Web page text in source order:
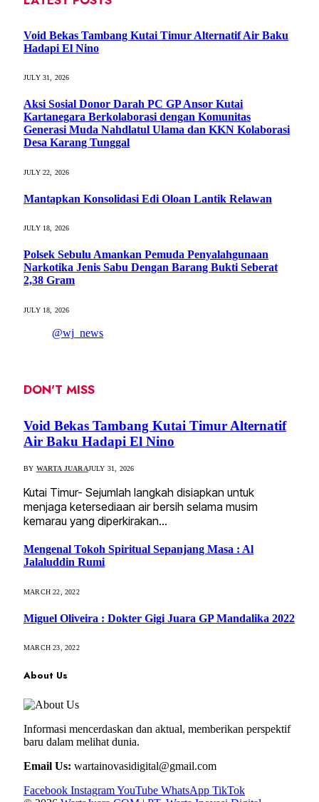
Void Bekas Tambang Kutai Timur Alternatif Air Baku
Hadapi El Nino
JULY 31, 2026
Aksi Sosial Donor Darah PC GP Ansor Kutai
Kartanegara Berkolaborasi dengan Komunitas
Generasi Muda Nahdlatul Ulama dan KKN Kolaborasi
Desa Karang Tunggal
JULY 22, 2026
Mantapkan Konsolidasi Edi Oloan Lantik Relawan
JULY 18, 2026
Polsek Sebulu Amankan Pemuda Penyalahgunaan
Narkotika Jenis Sabu Dengan Barang Bukti Seberat
2,38 Gram
JULY 18, 2026
@wj_news
DON'T MISS
Void Bekas Tambang Kutai Timur Alternatif
Air Baku Hadapi El Nino
BY WARTA JUARAJULY 31, 2026
Kutai Timur- Sejumlah langkah disiapkan untuk
menjaga ketersediaan air bersih selama musim
kemarau yang diperkirakan…
Mengenal Tokoh Spiritual Sepanjang Masa : Al
Jalaluddin Rumi
MARCH 22, 2022
Miguel Oliveira : Dokter Gigi Juara GP Mandalika 2022
MARCH 23, 2022
About Us
Informasi mencerdaskan dan aktual, memberikan perspektif
baru dalam melihat dunia.
Email Us: wartainovasidigital@gmail.com
Facebook InstagramYouTube WhatsApp TikTok